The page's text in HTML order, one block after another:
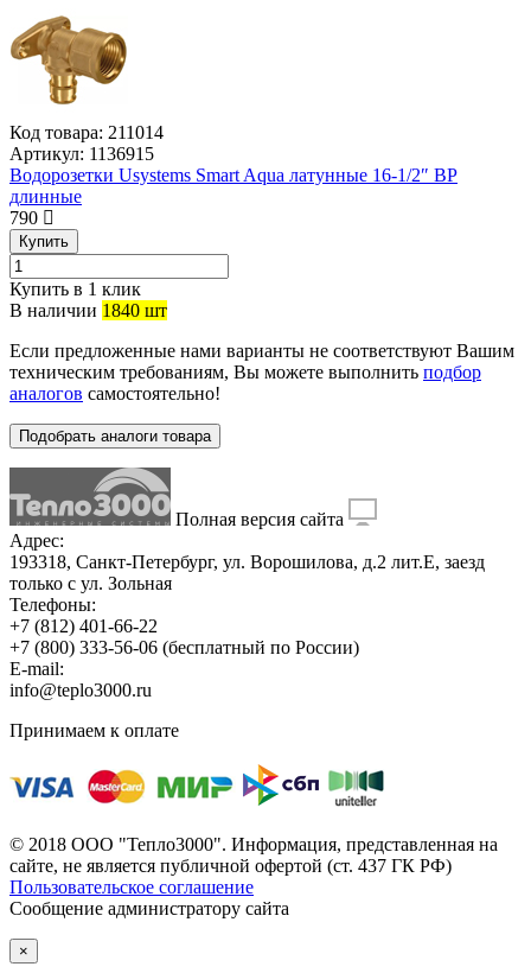
Код товара: 211014
Артикул: 1136915
Водорозетки Usystems Smart Aqua латунные 16-1/2″ ВР
длинные
790
Купить
Купить в 1 клик
В наличии 1840 шт
Если предложенные нами варианты не соответствуют Вашим
техническим требованиям, Вы можете выполнить подбор
аналогов самостоятельно!
Подобрать аналоги товара
Полная версия сайта
Адрес:
193318, Санкт-Петербург, ул. Ворошилова, д.2 лит.Е, заезд
только с ул. Зольная
Телефоны:
+7 (812) 401-66-22
+7 (800) 333-56-06 (бесплатный по России)
E-mail:
info@teplo3000.ru
Принимаем к оплате
© 2018 ООО "Тепло3000". Информация, представленная на
сайте, не является публичной офертой (ст. 437 ГК РФ)
Пользовательское соглашение
Сообщение администратору сайта
×